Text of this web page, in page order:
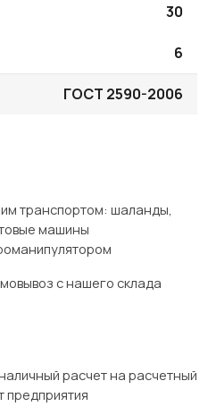
30
6
ГОСТ 2590-2006
транспортом: шаланды,
машины
с нашего склада
расчет на расчетный
предприятия